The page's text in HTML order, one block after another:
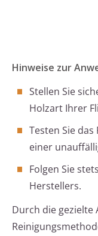
Hinweise zur
Stellen Sie
Holzart Ihrer
Testen Sie
einer
Folgen Sie
Herstellers.
Durch die gezielte